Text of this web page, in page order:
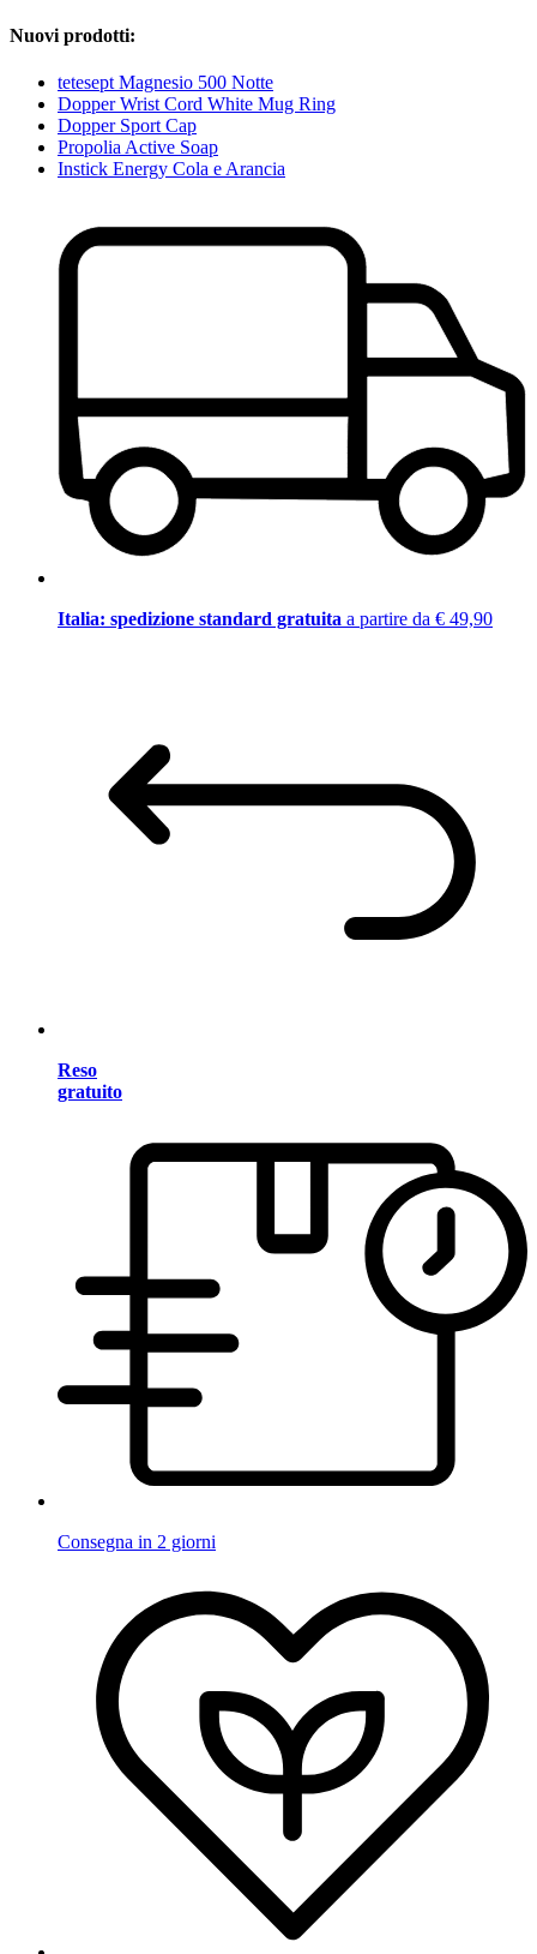
Nuovi prodotti:
tetesept Magnesio 500 Notte
Dopper Wrist Cord White Mug Ring
Dopper Sport Cap
Propolia Active Soap
Instick Energy Cola e Arancia
Italia: spedizione standard gratuita a partire da € 49,90
Reso
gratuito
Consegna in 2 giorni